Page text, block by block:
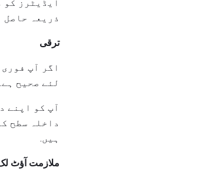
ایڈیٹرز کو
ذریعہ حاصل
ترقی
اگر آپ
لئے صحیح ہے.
آپ کو اپنے
داخلہ سطح
ہیں.
ملازمت آؤٹ